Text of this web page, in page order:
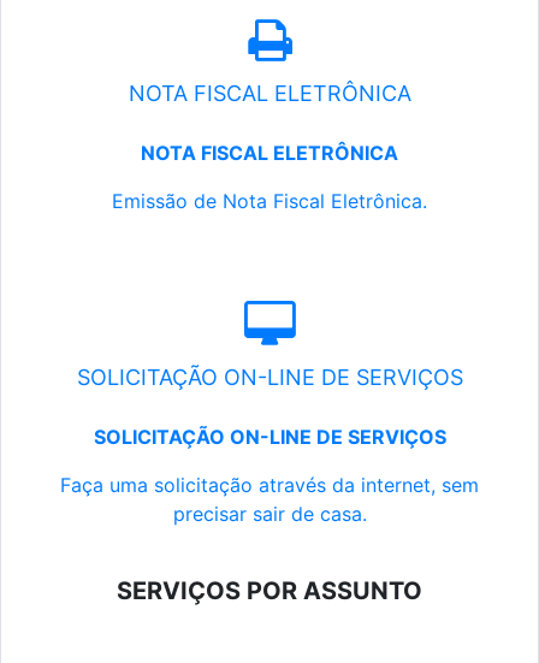
NOTA FISCAL ELETRÔNICA
NOTA FISCAL ELETRÔNICA
Emissão de Nota Fiscal Eletrônica.
SOLICITAÇÃO ON-LINE DE SERVIÇOS
SOLICITAÇÃO ON-LINE DE SERVIÇOS
Faça uma solicitação através da internet, sem
precisar sair de casa.
SERVIÇOS POR ASSUNTO